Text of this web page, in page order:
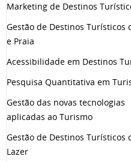
Marketing de Destinos
Gestão de Destinos Turísticos
e Praia
Acessibilidade em Destinos
Pesquisa Quantitativa em
Gestão das novas tecnologias
aplicadas ao Turismo
Gestão de Destinos Turísticos
Lazer